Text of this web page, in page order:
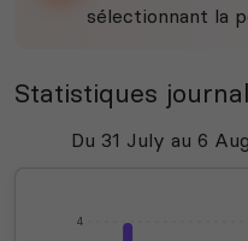
sélectionnant la
Statistiques
4